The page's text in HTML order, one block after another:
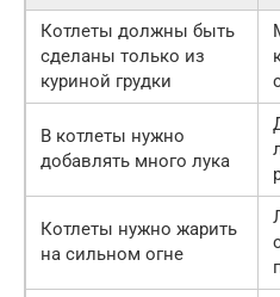
Котлеты должны быть
сделаны только из
куриной грудки
В котлеты нужно
добавлять много лука
Котлеты нужно жарить
на сильном огне